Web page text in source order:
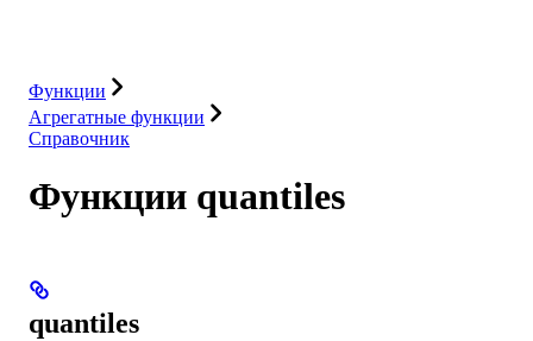
Функции
Агрегатные функции
Справочник
Функции quantiles
quantiles